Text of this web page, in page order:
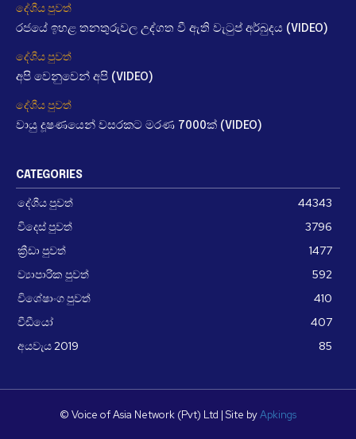
දේශීය පුවත්
රජයේ ඉහළ තනතුරුවල උද්ගත වී ඇති වැටුප් අර්බුදය (VIDEO)
දේශීය පුවත්
අපි වෙනුවෙන් අපි (VIDEO)
දේශීය පුවත්
වායු දූෂණයෙන් වසරකට මරණ 7000ක් (VIDEO)
CATEGORIES
දේශීය පුවත්
44343
විදෙස් පුවත්
3796
ක්‍රීඩා පුවත්
1477
ව්‍යාපාරික පුවත්
592
විශේෂාංග පුවත්
410
වීඩීයෝ
407
අයවැය 2019
85
© Voice of Asia Network (Pvt) Ltd | Site byApkings